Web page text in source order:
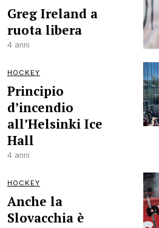
Greg Ireland a
ruota libera
4 anni
HOCKEY
Principio
d’incendio
all’Helsinki Ice
Hall
4 anni
HOCKEY
Anche la
Slovacchia è